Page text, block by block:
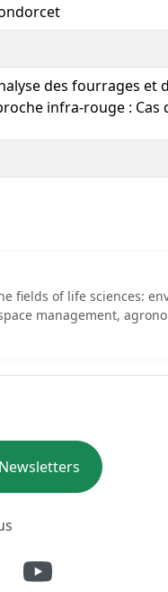
des fourrages et
infra-rouge : Cas
fields of life sciences:
management,